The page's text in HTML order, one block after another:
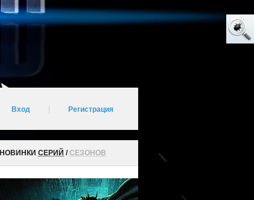
Вход Регистрация
НОВИНКИ СЕРИЙ /СЕЗОНОВ